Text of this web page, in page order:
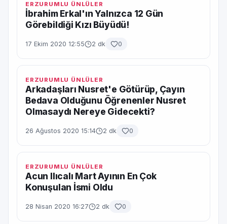
ERZURUMLU ÜNLÜLER
İbrahim Erkal'ın Yalnızca 12 Gün
Görebildiği Kızı Büyüdü!
17 Ekim 2020 12:55 2 dk 0
ERZURUMLU ÜNLÜLER
Arkadaşları Nusret'e Götürüp, Çayın
Bedava Olduğunu Öğrenenler Nusret
Olmasaydı Nereye Gidecekti?
26 Ağustos 2020 15:14 2 dk 0
ERZURUMLU ÜNLÜLER
Acun Ilıcalı Mart Ayının En Çok
Konuşulan İsmi Oldu
28 Nisan 2020 16:27 2 dk 0